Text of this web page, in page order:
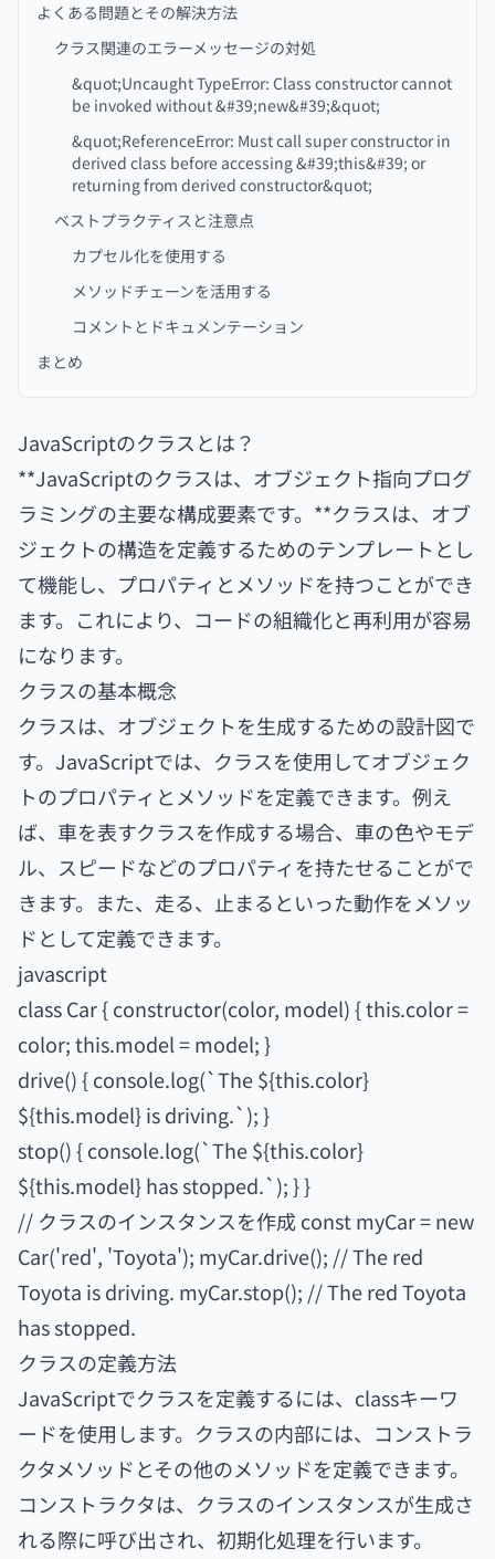
よくある問題とその解決方法
クラス関連のエラーメッセージの対処
&quot;Uncaught TypeError: Class constructor cannot
be invoked without &#39;new&#39;&quot;
&quot;ReferenceError: Must call super constructor in
derived class before accessing &#39;this&#39; or
returning from derived constructor&quot;
ベストプラクティスと注意点
カプセル化を使用する
メソッドチェーンを活用する
コメントとドキュメンテーション
まとめ
JavaScriptのクラスとは？
**JavaScriptのクラスは、オブジェクト指向プログ
ラミングの主要な構成要素です。**クラスは、オブ
ジェクトの構造を定義するためのテンプレートとし
て機能し、プロパティとメソッドを持つことができ
ます。これにより、コードの組織化と再利用が容易
になります。
クラスの基本概念
クラスは、オブジェクトを生成するための設計図で
す。JavaScriptでは、クラスを使用してオブジェク
トのプロパティとメソッドを定義できます。例え
ば、車を表すクラスを作成する場合、車の色やモデ
ル、スピードなどのプロパティを持たせることがで
きます。また、走る、止まるといった動作をメソッ
ドとして定義できます。
javascript
class Car { constructor(color, model) { this.color =
color; this.model = model; }
drive() { console.log(`The ${this.color}
${this.model} is driving.`); }
stop() { console.log(`The ${this.color}
${this.model} has stopped.`); } }
// クラスのインスタンスを作成 const myCar = new
Car('red', 'Toyota'); myCar.drive(); // The red
Toyota is driving. myCar.stop(); // The red Toyota
has stopped.
クラスの定義方法
JavaScriptでクラスを定義するには、classキーワ
ードを使用します。クラスの内部には、コンストラ
クタメソッドとその他のメソッドを定義できます。
コンストラクタは、クラスのインスタンスが生成さ
れる際に呼び出され、初期化処理を行います。